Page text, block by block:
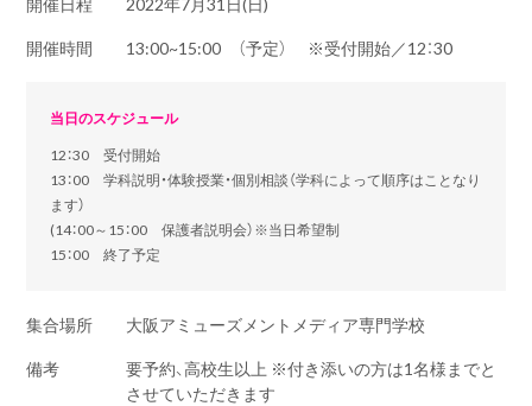
開催時間
13:00~15:00 （予定） ※受付開始／12：30
当日のスケジュール
12：30 受付開始
13：00 学科説明・体験授業・個別相談（学科によって順序はことなり
ます）
(14：00～15：00 保護者説明会）※当日希望制
15：00 終了予定
集合場所
大阪アミューズメントメディア専門学校
備考
要予約、高校生以上 ※付き添いの方は1名様までと
させていただきます